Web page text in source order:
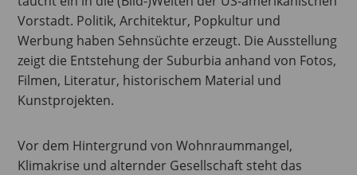
Vorstadt. Politik, Architektur, Popkultur und
Werbung haben Sehnsüchte erzeugt. Die Ausstellung
zeigt die Entstehung der Suburbia anhand von Fotos,
Filmen, Literatur, historischem Material und
Kunstprojekten.
Vor dem Hintergrund von Wohnraummangel,
Klimakrise und alternder Gesellschaft steht das